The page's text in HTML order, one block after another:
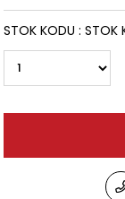
STOK KODU STOK